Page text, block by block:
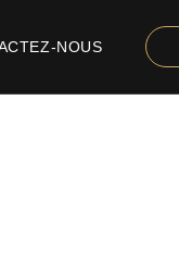
NOUS